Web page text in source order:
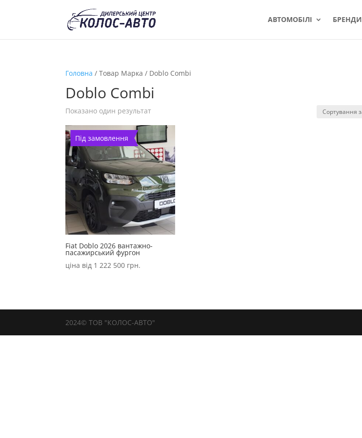
АВТОМОБІЛІ БРЕНДИ
Головна / Товар Марка / Doblo Combi
Doblo Combi
Показано один результат
Під замовлення
Fiat Doblo 2026 вантажно-
пасажирський фургон
ціна від 1 222 500 грн.
2024© ТОВ "КОЛОС-АВТО"